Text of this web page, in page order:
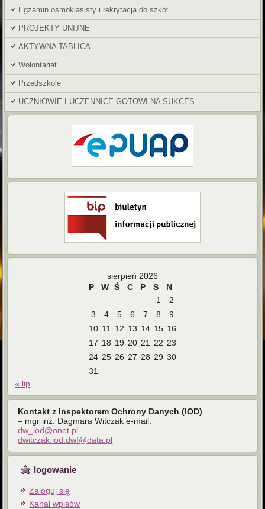
Egzamin ósmoklasisty i rekrytacja do szkół…
PROJEKTY UNIJNE
AKTYWNA TABLICA
Wolontariat
Przedszkole
UCZNIOWIE I UCZENNICE GOTOWI NA SUKCES
sierpień 2026
P
W Ś C P S
N
1
2
3
4 5 6 7 8
9
10 11 12 13 14 15 16
17 18 19 20 21 22 23
24 25 26 27 28 29 30
31
« lip
Kontakt z Inspektorem Ochrony Danych (IOD)
– mgr inż. Dagmara Witczak e-mail:
dw_iod@onet.pl
dwitczak.iod.dwf@data.pl
logowanie
Zaloguj się
Kanał wpisów